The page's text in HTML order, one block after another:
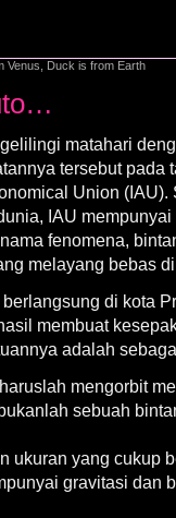
Venus, Duck is from Earth
matahari
tersebut pada
Union
IAU
fenomena,
melayang bebas
di kota
membuat
adalah
mengorbit
sebuah
ukuran yang cukup
gravitasi dan